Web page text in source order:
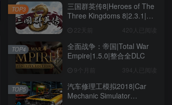
三国群英传8|Heroes of The
Three Kingdoms 8|2.3.1|整
22天前 420人已阅读
TOP3
全面战争：帝国|Total War
Empire|1.5.0|整合全DLC
9个月前 394人已阅读
TOP4
汽车修理工模拟2018|Car
Mechanic Simulator
TOP5